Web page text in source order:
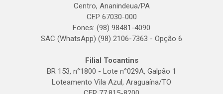
Centro, Ananindeua/PA
CEP 67030-000
Fones: (98) 98481-4090
SAC (WhatsApp) (98) 2106-7363 - Opção 6
Filial Tocantins
BR 153, n°1800 - Lote n°029A, Galpão 1
Loteamento Vila Azul, Araguaína/TO